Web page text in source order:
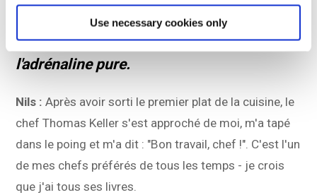
Use necessary cookies only
marquant de la finale ? Qu'il s'agisse d'une
petite victoire personnelle ou de
l'adrénaline pure.
Nils : Après avoir sorti le premier plat de la cuisine, le
chef Thomas Keller s'est approché de moi, m'a tapé
dans le poing et m'a dit : "Bon travail, chef !". C'est l'un
de mes chefs préférés de tous les temps - je crois
que j'ai tous ses livres.